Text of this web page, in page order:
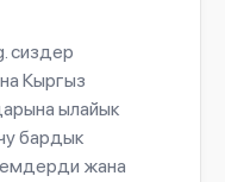
сиздер
Кыргыз
ылайык
бардык
жана